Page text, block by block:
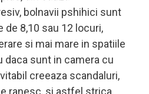
bolnavii pshihici sunt
8,10 sau 12 locuri,
si mai mare in spatiile
daca sunt in camera cu
creeaza scandaluri,
ranesc, si astfel strica